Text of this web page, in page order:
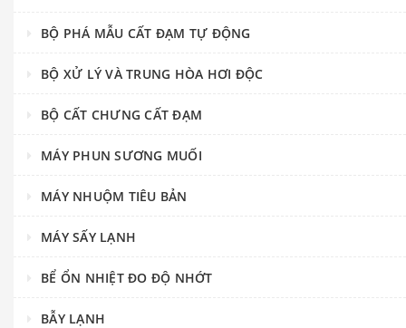
BỘ PHÁ MẪU CẤT ĐẠM TỰ ĐỘNG
BỘ XỬ LÝ VÀ TRUNG HÒA HƠI ĐỘC
BỘ CẤT CHƯNG CẤT ĐẠM
MÁY PHUN SƯƠNG MUỐI
MÁY NHUỘM TIÊU BẢN
MÁY SẤY LẠNH
BỂ ỔN NHIỆT ĐO ĐỘ NHỚT
BẪY LẠNH